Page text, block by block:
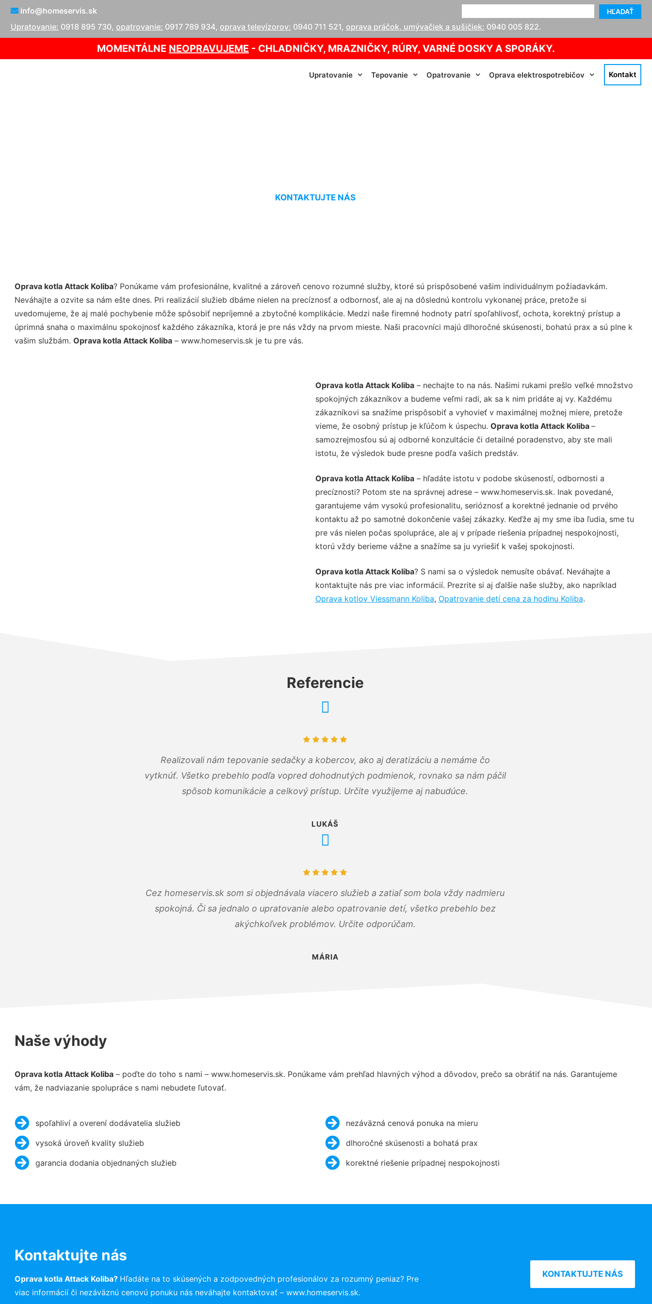
HĽADAŤ
info@homeservis.sk
Upratovanie: 0918 895 730, opatrovanie: 0917 789 934, oprava televízorov: 0940 711 521, oprava práčok, umývačiek a sušičiek: 0940 005 822.
MOMENTÁLNE NEOPRAVUJEME - CHLADNIČKY, MRAZNIČKY, RÚRY, VARNÉ DOSKY A SPORÁKY.
Upratovanie Tepovanie Opatrovanie Oprava elektrospotrebičov Kontakt
KONTAKTUJTE NÁS
Oprava kotla Attack Koliba? Ponúkame vám profesionálne, kvalitné a zároveň cenovo rozumné služby, ktoré sú prispôsobené vašim individuálnym požiadavkám.
Neváhajte a ozvite sa nám ešte dnes. Pri realizácií služieb dbáme nielen na precíznosť a odbornosť, ale aj na dôslednú kontrolu vykonanej práce, pretože si
uvedomujeme, že aj malé pochybenie môže spôsobiť nepríjemné a zbytočné komplikácie. Medzi naše firemné hodnoty patrí spoľahlivosť, ochota, korektný prístup a
úprimná snaha o maximálnu spokojnosť každého zákazníka, ktorá je pre nás vždy na prvom mieste. Naši pracovníci majú dlhoročné skúsenosti, bohatú prax a sú plne k
vašim službám. Oprava kotla Attack Koliba – www.homeservis.sk je tu pre vás.
Oprava kotla Attack Koliba– nechajte to na nás. Našimi rukami prešlo veľké množstvo
spokojných zákazníkov a budeme veľmi radi, ak sa k nim pridáte aj vy. Každému
zákazníkovi sa snažíme prispôsobiť a vyhovieť v maximálnej možnej miere, pretože
vieme, že osobný prístup je kľúčom k úspechu. Oprava kotla Attack Koliba –
samozrejmosťou sú aj odborné konzultácie či detailné poradenstvo, aby ste mali
istotu, že výsledok bude presne podľa vašich predstáv.
Oprava kotla Attack Koliba– hľadáte istotu v podobe skúseností, odbornosti a
precíznosti? Potom ste na správnej adrese – www.homeservis.sk. Inak povedané,
garantujeme vám vysokú profesionalitu, serióznosť a korektné jednanie od prvého
kontaktu až po samotné dokončenie vašej zákazky. Keďže aj my sme iba ľudia, sme tu
pre vás nielen počas spolupráce, ale aj v prípade riešenia prípadnej nespokojnosti,
ktorú vždy berieme vážne a snažíme sa ju vyriešiť k vašej spokojnosti.
Oprava kotla Attack Koliba? S nami sa o výsledok nemusíte obávať. Neváhajte a
kontaktujte nás pre viac informácií. Prezrite si aj ďalšie naše služby, ako napríklad
Oprava kotlov Viessmann Koliba, Opatrovanie detí cena za hodinu Koliba.
Referencie
Realizovali nám tepovanie sedačky a kobercov, ako aj deratizáciu a nemáme čo
vytknúť. Všetko prebehlo podľa vopred dohodnutých podmienok, rovnako sa nám páčil
spôsob komunikácie a celkový prístup. Určite využijeme aj nabudúce.
LUKÁŠ
Cez homeservis.sk som si objednávala viacero služieb a zatiaľ som bola vždy nadmieru
spokojná. Či sa jednalo o upratovanie alebo opatrovanie detí, všetko prebehlo bez
akýchkoľvek problémov. Určite odporúčam.
MÁRIA
Naše výhody
Oprava kotla Attack Koliba – poďte do toho s nami – www.homeservis.sk. Ponúkame vám prehľad hlavných výhod a dôvodov, prečo sa obrátiť na nás. Garantujeme
vám, že nadviazanie spolupráce s nami nebudete ľutovať.
spoľahliví a overení dodávatelia služieb
vysoká úroveň kvality služieb
garancia dodania objednaných služieb
nezáväzná cenová ponuka na mieru
dlhoročné skúsenosti a bohatá prax
korektné riešenie prípadnej nespokojnosti
Kontaktujte nás
Oprava kotla Attack Koliba? Hľadáte na to skúsených a zodpovedných profesionálov za rozumný peniaz? Pre
viac informácií či nezáväznú cenovú ponuku nás neváhajte kontaktovať – www.homeservis.sk.
KONTAKTUJTE NÁS